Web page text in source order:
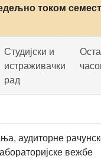
током
Студијски и
истраживачки
рад
аудиторне
вежбе